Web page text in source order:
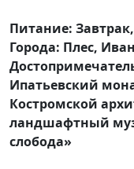
Питание:
Города: Плес,
Ипатьевский
Костромской
ландшафтный
слобода»